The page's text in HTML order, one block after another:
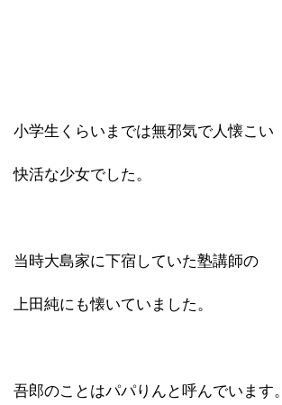
小学生くらいまでは無邪気で人懐こい
快活な少女でした。
当時大島家に下宿していた塾講師の
上田純にも懐いていました。
吾郎のことはパパりんと呼んでいます。